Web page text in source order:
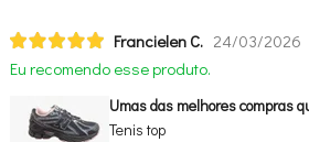
Francielen C. 24/03/2026
Eu recomendo esse produto.
Umas das melhores compras
Tenis top